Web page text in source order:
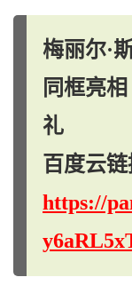
梅丽尔·
同框亮
礼
百度云链
https://